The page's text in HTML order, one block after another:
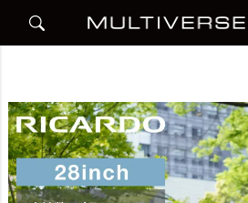
Aileron Vault 28インチ スーツケース Lサイズ エル